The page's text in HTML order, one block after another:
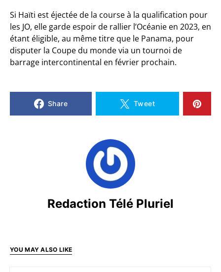
Si Haïti est éjectée de la course à la qualification pour
les JO, elle garde espoir de rallier l’Océanie en 2023, en
étant éligible, au même titre que le Panama, pour
disputer la Coupe du monde via un tournoi de
barrage intercontinental en février prochain.
Share Tweet
Redaction Télé Pluriel
YOU MAY ALSO LIKE